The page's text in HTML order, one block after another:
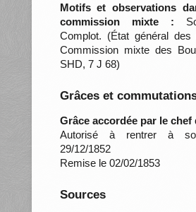
Motifs et observations
commission mixte :
Complot. (État général
Commission mixte des
SHD, 7 J 68)
Grâces et
Grâce accordée par le chef
Autorisé à rentrer à
29/12/1852
Remise le 02/02/1853
Sources